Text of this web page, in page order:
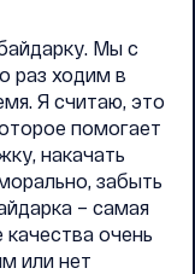
Мы с
раз ходим в
Я считаю, это
помогает
накачать
забыть
– самая
качества очень
или нет